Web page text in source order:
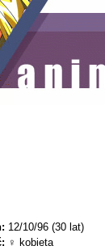
12/10/96 (30 lat)
♀ kobieta